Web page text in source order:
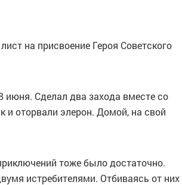
на присвоение Героя Советского
июня. Сделал два захода вместе со
и оторвали элерон. Домой, на свой
тоже было достаточно.
истребителями. Отбиваясь от них